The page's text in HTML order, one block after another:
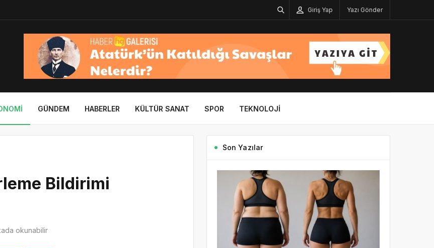
Giriş Yap Yazı Gönder
GÜNDEM HABERLER KÜLTÜR SANAT SPOR TEKNOLOJI
Bildirimi
okunabilir
Son Yazılar